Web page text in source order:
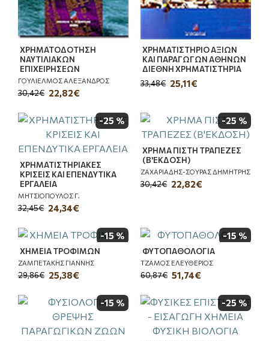
ΧΡΗΜΑΤΟΔΟΤΗΣΗ
ΝΑΥΤΙΛΙΑΚΩΝ
ΕΠΙΧΕΙΡΗΣΕΩΝ
ΓΟΥΛΙΕΛΜΟΣ ΑΛΕΞΑΝΔΡΟΣ
22,82€
30,42€
ΧΡΗΜΑΤΙΣΤΗΡΙΟ ΑΞΙΩΝ
ΚΑΙ ΠΑΡΑΓΩΓΩΝ ΑΘΗΝΩΝ
ΔΙΕΘΝΗ ΧΡΗΜΑΤΙΣΤΗΡΙΑ
25,11€
33,48€
-25 %
ΧΡΗΜΑΤΙΣΤΗΡΙΑΚΕΣ
ΚΡΙΣΕΙΣ ΚΑΙ ΕΠΕΝΔΥΤΙΚΑ
ΕΡΓΑΛΕΙΑ
ΜΗΤΣΙΟΠΟΥΛΟΣ Γ.
24,34€
32,45€
-25 %
ΧΡΗΜΑ ΠΙΣΤΗ ΤΡΑΠΕΖΕΣ
(Β'ΕΚΔΟΣΗ)
ΖΑΧΑΡΙΑΔΗΣ-ΣΟΥΡΑΣ ΔΗΜΗΤΡΗΣ
22,82€
30,42€
-15 %
ΧΗΜΕΙΑ ΤΡΟΦΙΜΩΝ
ΖΑΜΠΕΤΑΚΗΣ ΓΙΑΝΝΗΣ
25,38€
29,86€
-15 %
ΦΥΤΟΠΑΘΟΛΟΓΙΑ
ΤΖΑΜΟΣ ΕΛΕΥΘΕΡΙΟΣ
51,74€
60,87€
-15 % -25 %